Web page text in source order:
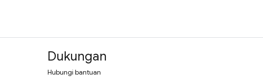
Dukungan
Hubungi bantuan